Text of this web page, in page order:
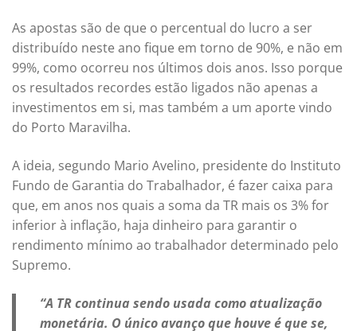
As apostas são de que o percentual do lucro a ser
distribuído neste ano fique em torno de 90%, e não em
99%, como ocorreu nos últimos dois anos. Isso porque
os resultados recordes estão ligados não apenas a
investimentos em si, mas também a um aporte vindo
do Porto Maravilha.
A ideia, segundo Mario Avelino, presidente do Instituto
Fundo de Garantia do Trabalhador, é fazer caixa para
que, em anos nos quais a soma da TR mais os 3% for
inferior à inflação, haja dinheiro para garantir o
rendimento mínimo ao trabalhador determinado pelo
Supremo.
“A TR continua sendo usada como atualização
monetária. O único avanço que houve é que se,